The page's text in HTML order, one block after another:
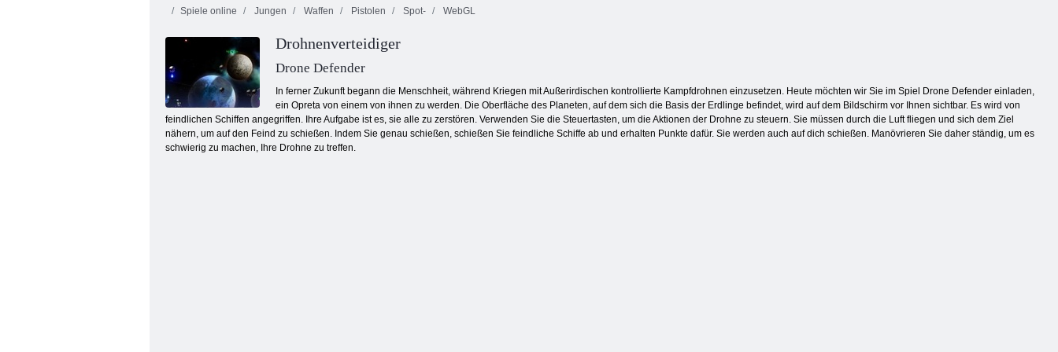
Mahjong Fortuna
Verrückte
Spiele online Jungen Waffen Pistolen Spot- WebGL
Drohnenverteidiger
Drone Defender
In ferner Zukunft begann die Menschheit, während Kriegen mit Außerirdischen kontrollierte Kampfdrohnen einzusetzen. Heute möchten wir Sie im Spiel Drone Defender einladen,
ein Opreta von einem von ihnen zu werden. Die Oberfläche des Planeten, auf dem sich die Basis der Erdlinge befindet, wird auf dem Bildschirm vor Ihnen sichtbar. Es wird von
feindlichen Schiffen angegriffen. Ihre Aufgabe ist es, sie alle zu zerstören. Verwenden Sie die Steuertasten, um die Aktionen der Drohne zu steuern. Sie müssen durch die Luft fliegen und sich dem Ziel
nähern, um auf den Feind zu schießen. Indem Sie genau schießen, schießen Sie feindliche Schiffe ab und erhalten Punkte dafür. Sie werden auch auf dich schießen. Manövrieren Sie daher ständig, um es
schwierig zu machen, Ihre Drohne zu treffen.